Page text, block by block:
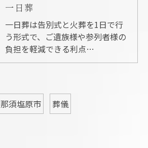
一日葬
一日葬は告別式と火葬を1日で行
う形式で、ご遺族様や参列者様の
負担を軽減できる利点…
那須塩原市 葬儀